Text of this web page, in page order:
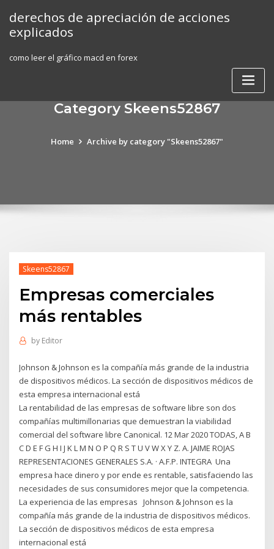
content
derechos de apreciación de acciones
explicados
como leer el gráfico macd en forex
Category Skeens52867
Home Archive by category "Skeens52867"
Skeens52867
Empresas comerciales
más rentables
by Editor
Johnson & Johnson es la compañía más grande de la industria
de dispositivos médicos. La sección de dispositivos médicos de
esta empresa internacional está
La rentabilidad de las empresas de software libre son dos
compañías multimillonarias que demuestran la viabilidad
comercial del software libre Canonical. 12 Mar 2020 TODAS, A B
C D E F G H I J K L M N O P Q R S T U V W X Y Z. A. JAIME ROJAS
REPRESENTACIONES GENERALES S.A. · A.F.P. INTEGRA Una
empresa hace dinero y por ende es rentable, satisfaciendo las
necesidades de sus consumidores mejor que la competencia.
La experiencia de las empresas Johnson & Johnson es la
compañía más grande de la industria de dispositivos médicos.
La sección de dispositivos médicos de esta empresa
internacional está